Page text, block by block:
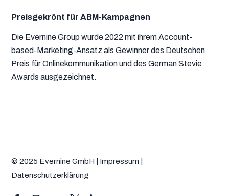
Preisgekrönt für ABM-Kampagnen
Die Evernine Group wurde 2022 mit ihrem Account-
based-Marketing-Ansatz als Gewinner des Deutschen
Preis für Onlinekommunikation und des German Stevie
Awards ausgezeichnet.
© 2025 Evernine GmbH | Impressum
Datenschutzerklärung